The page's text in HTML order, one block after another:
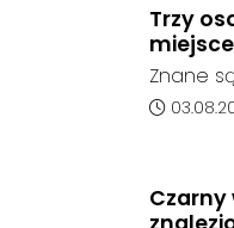
Trzy
Znane
którego
Data
Czarny